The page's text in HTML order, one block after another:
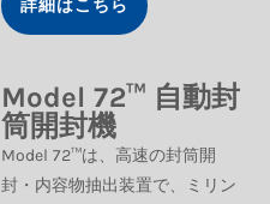
詳細はこちら
Model 72™ 自動封
筒開封機
Model 72™は、高速の封筒開
封・内容物抽出装置で、ミリン